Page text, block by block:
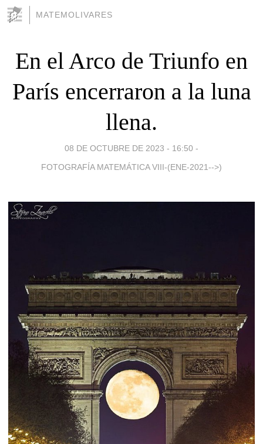
MATEMOLIVARES
En el Arco de Triunfo en
París encerraron a la luna
llena.
08 DE OCTUBRE DE 2023 - 16:50 -
FOTOGRAFÍA MATEMÁTICA VIII-(ENE-2021-->)